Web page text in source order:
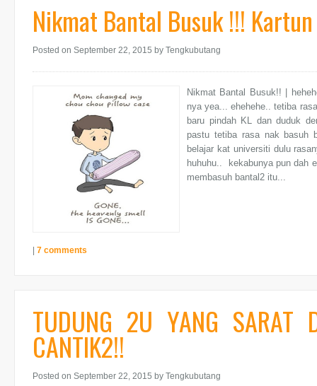
Nikmat Bantal Busuk !!! Kartun
Posted on September 22, 2015 by Tengkubutang
Nikmat Bantal Busuk!! |
nya yea... ehehehe.. tetiba
baru pindah KL dan duduk
pastu tetiba rasa nak basuh
belajar kat universiti dulu
huhuhu.. kekabunya pun dah
membasuh bantal2 itu...
7 comments
TUDUNG 2U YANG SARAT
CANTIK2!!
Posted on September 22, 2015 by Tengkubutang